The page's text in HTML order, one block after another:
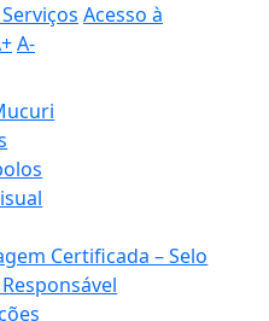
Acesso à
A-
Certificada – Selo